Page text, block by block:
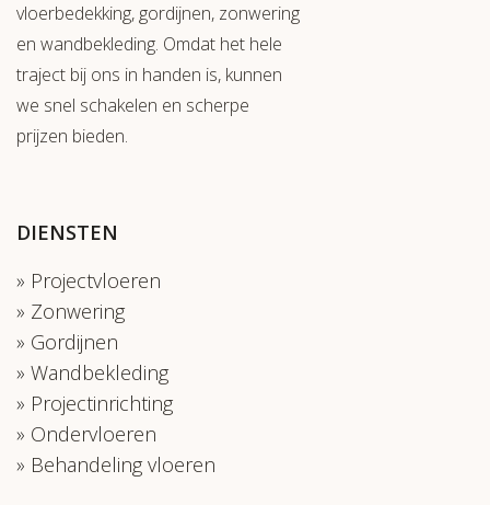
vloerbedekking, gordijnen, zonwering
en wandbekleding. Omdat het hele
traject bij ons in handen is, kunnen
we snel schakelen en scherpe
prijzen bieden.
DIENSTEN
Projectvloeren
Zonwering
Gordijnen
Wandbekleding
Projectinrichting
Ondervloeren
Behandeling vloeren